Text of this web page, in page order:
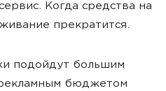
Когда средства на
прекратится.
подойдут большим
бюджетом